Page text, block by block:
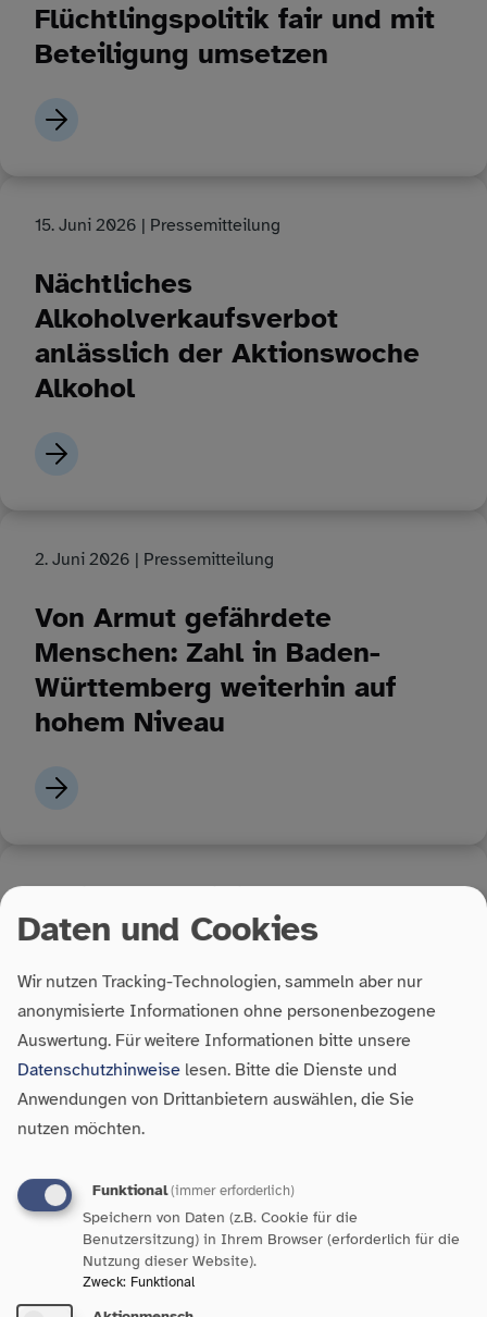
Flüchtlingspolitik fair und mit
Beteiligung umsetzen
15. Juni 2026 | Pressemitteilung
Nächtliches
Alkoholverkaufsverbot
anlässlich der Aktionswoche
Alkohol
2. Juni 2026 | Pressemitteilung
Von Armut gefährdete
Menschen: Zahl in Baden-
Württemberg weiterhin auf
hohem Niveau
Familien stärken heißt soziale
Infrastruktur sichern
Landtagswahl 2026: Statement
zur Vorstellung des
Koalitionsvertrags
Daten und Cookies
Wir nutzen Tracking-Technologien, sammeln aber nur
anonymisierte Informationen ohne personenbezogene
Auswertung. Für weitere Informationen bitte unsere
Datenschutzhinweise lesen. Bitte die Dienste und
Anwendungen von Drittanbietern auswählen, die Sie
nutzen möchten.
Funktional(immer erforderlich)
Speichern von Daten (z.B. Cookie für die
Benutzersitzung) in Ihrem Browser (erforderlich für die
Nutzung dieser Website).
Zweck: Funktional